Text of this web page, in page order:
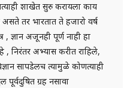
शाखेत सुरु करायला काय
तर भारतात ते हजारो वर्ष
, ज्ञान अजूनही पूर्ण नाही हा
, निरंतर अभ्यास करीत राहिले,
सापडेलच त्यामुळे कोणत्याही
पूर्वदुषित ग्रह नसावा